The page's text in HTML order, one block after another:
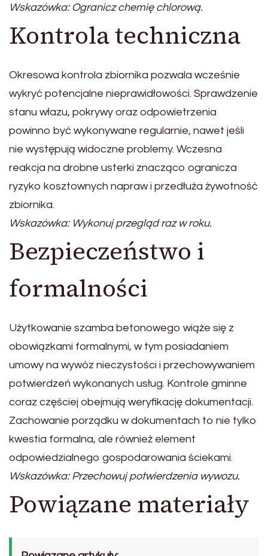
Wskazówka: Ogranicz chemię chlorową.
Kontrola techniczna
Okresowa kontrola zbiornika pozwala wcześnie
wykryć potencjalne nieprawidłowości. Sprawdzenie
stanu włazu, pokrywy oraz odpowietrzenia
powinno być wykonywane regularnie, nawet jeśli
nie występują widoczne problemy. Wczesna
reakcja na drobne usterki znacząco ogranicza
ryzyko kosztownych napraw i przedłuża żywotność
zbiornika.
Wskazówka: Wykonuj przegląd raz w roku.
Bezpieczeństwo i
formalności
Użytkowanie szamba betonowego wiąże się z
obowiązkami formalnymi, w tym posiadaniem
umowy na wywóz nieczystości i przechowywaniem
potwierdzeń wykonanych usług. Kontrole gminne
coraz częściej obejmują weryfikację dokumentacji.
Zachowanie porządku w dokumentach to nie tylko
kwestia formalna, ale również element
odpowiedzialnego gospodarowania ściekami.
Wskazówka: Przechowuj potwierdzenia wywozu.
Powiązane materiały